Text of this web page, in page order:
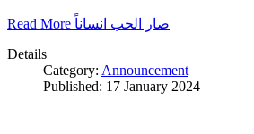
Read More صار الحب انساناً
Details
Category: Announcement
Published: 17 January 2024